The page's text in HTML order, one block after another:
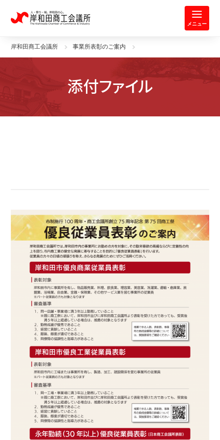
岸和田商工会議所 | 人・祭り・城。
メニュー
岸和田商工会議所 事業所表彰のご案内
添付ファイル